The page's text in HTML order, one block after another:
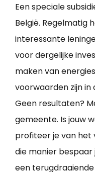
Een speciale
België. Regelmatig
interessante
voor dergelijke
maken van
voorwaarden zijn
Geen resultaten?
gemeente. Is jouw
profiteer je van het
die manier bespaar
een